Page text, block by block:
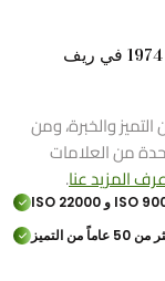
شركة الأحلام للمنتجات الغذائية تأسست عام 1974 في ريف
والخبرة، ومن
من العلامات
المزيد عنا.
عاماً من التميز